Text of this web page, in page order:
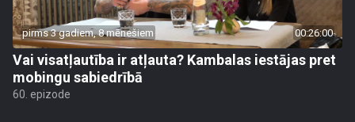
pirms 3 gadiem, 8 mēnešiem 00:26:00
Vai visatļautība ir atļauta? Kambalas iestājas pret
mobingu sabiedrībā
60. epizode